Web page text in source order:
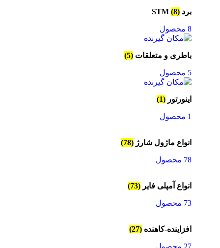
برد STM (8)
8 محصول
باطری و متعلقات (5)
5 محصول
اینورتور (1)
1 محصول
انواع ماژول شارژ (78)
78 محصول
انواع آمپلی فایر (73)
73 محصول
افزاینده-کاهنده (27)